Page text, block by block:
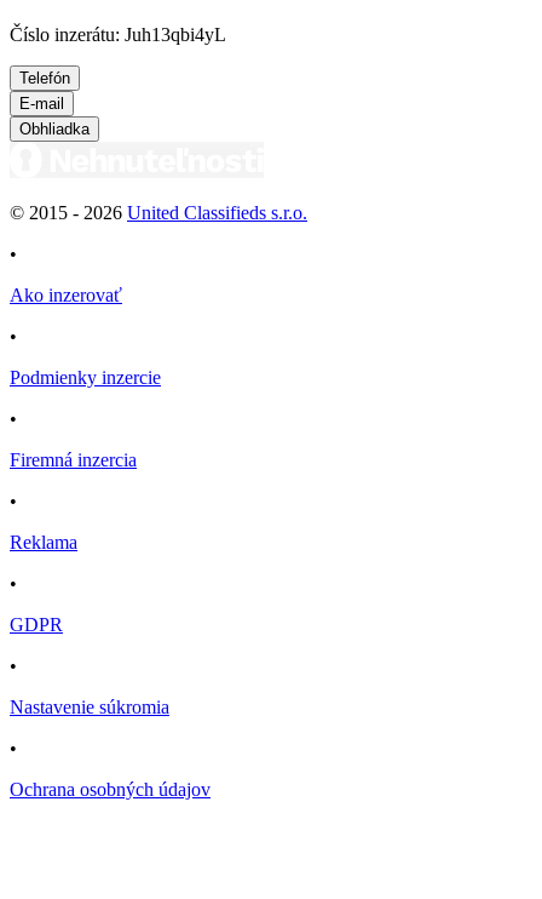
Číslo inzerátu: Juh13qbi4yL
Telefón
E-mail
Obhliadka
© 2015 - 2026 United Classifieds s.r.o.
•
Ako inzerovať
•
Podmienky inzercie
•
Firemná inzercia
•
Reklama
•
GDPR
•
Nastavenie súkromia
•
Ochrana osobných údajov